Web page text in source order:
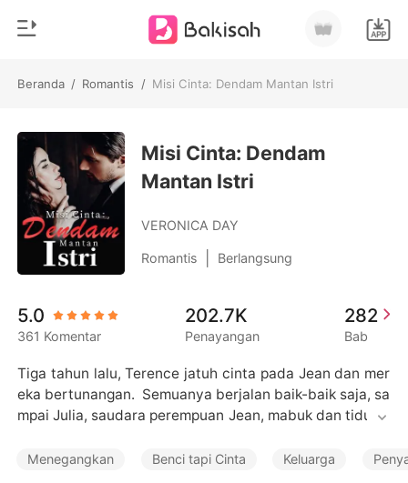
Beranda / Romantis / Misi Cinta: Dendam Mantan Istri
Pengisian Ulang
Riwayat Membaca
Keluar
Unduh Aplikasi
Genre
Modern
Romantis
Cerita pendek
Likantrof
Cerita Pilihan
Misi Cinta: Dendam
Mantan Istri
VERONICA DAY
Romantis Berlangsung
5.0
361 Komentar
202.7K
Penayangan
282
Bab
Tiga tahun lalu, Terence jatuh cinta pada Jean dan mer
eka bertunangan.  Semuanya berjalan baik-baik saja, sa
mpai Julia, saudara perempuan Jean, mabuk dan tidur d
iketahui.
Menegangkan Benci tapi Cinta Keluarga